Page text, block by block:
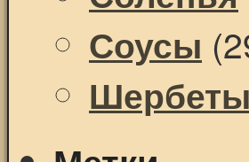
Соусы
Шербеты